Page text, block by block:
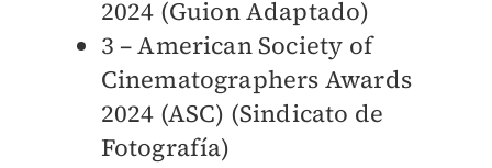
2024 (Guion Adaptado)
3 – American Society of
Cinematographers Awards
2024 (ASC) (Sindicato de
Fotografía)